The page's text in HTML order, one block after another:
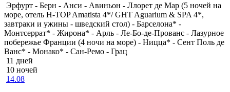
Эрфурт - Берн - Анси - Авиньон - Ллорет де Мар (5 ночей на
море, отель H-TOP Amatista 4*/ GHT Aguarium & SPA 4*,
завтраки и ужины - шведский стол) - Барселона* -
Монтсеррат* - Жирона* - Арль - Ле-Бо-де-Прованс - Лазурное
побережье Франции (4 ночи на море) - Ницца* - Сент Поль де
Ванс* - Монако* - Сан-Ремо - Грац
11 дней
10 ночей
14.08